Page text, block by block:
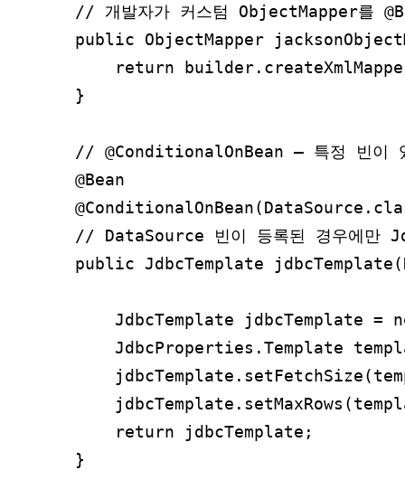
// 개발자가 커스텀 ObjectMapper를
public ObjectMapper
return
}
// @ConditionalOnBean – 특정 빈이
@Bean
// DataSource 빈이 등록된 경우에만
public JdbcTemplate
JdbcTemplate jdbcTemplate =
JdbcProperties.Template
    return jdbcTemplate;